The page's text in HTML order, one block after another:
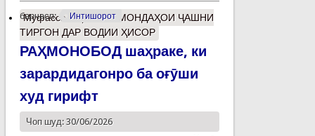
барчасп: Интишорот
Муфассалтаро БОЗМОНДАҲОИ ҶАШНИ
ТИРГОН ДАР ВОДИИ ҲИСОР
РАҲМОНОБОД шаҳраке, ки
зарардидагонро ба оғӯши
худ гирифт
Чоп шуд: 30/06/2026